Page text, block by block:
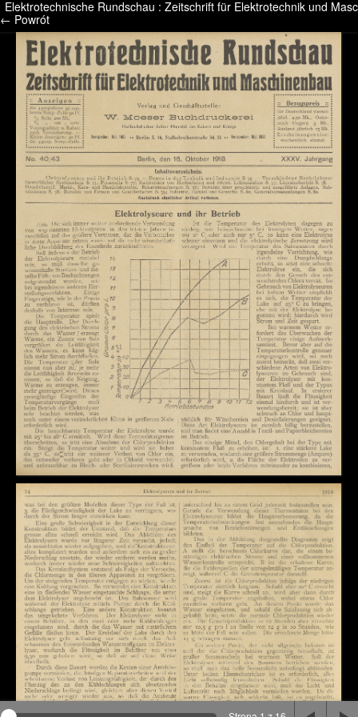
/* */ /* */ /* pliki_strona_po_stronie */
Elektrotechnische Rundschau : Zeitschrift für Elektrotechnik und
← Powrót
Na stronie wykorzystywane są pliki cookie, bądź
podobne rozwiązania. Aby poznać szczegóły zapoznaj
się zpolityką prywatności.